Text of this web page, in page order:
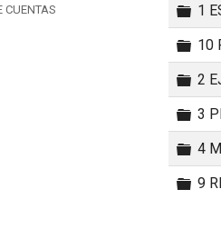
CUENTAS
1
10
2
3
4
9